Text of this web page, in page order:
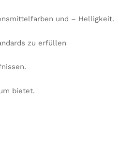
und – Helligkeit.
zu erfüllen
bietet.